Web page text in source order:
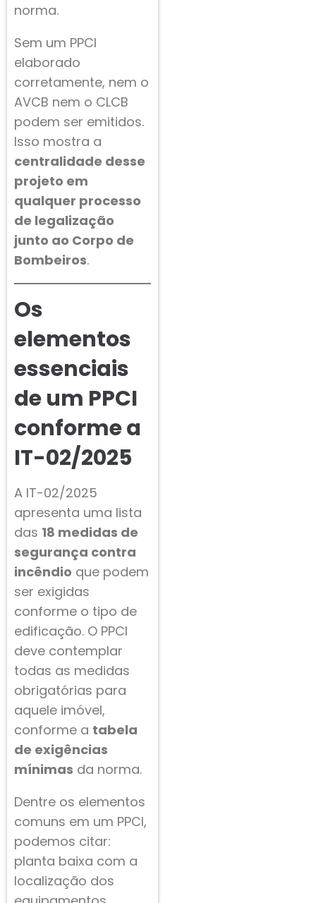
norma.
Sem um PPCI
elaborado
corretamente, nem o
AVCB nem o CLCB
podem ser emitidos.
Isso mostra a
centralidade desse
projeto em
qualquer processo
de legalização
junto ao Corpo de
Bombeiros.
Os
elementos
essenciais
de um PPCI
conforme a
IT-02/2025
A IT-02/2025
apresenta uma lista
das 18 medidas de
segurança contra
incêndio que podem
ser exigidas
conforme o tipo de
edificação. O PPCI
deve contemplar
todas as medidas
obrigatórias para
aquele imóvel,
conforme a tabela
de exigências
mínimas da norma.
Dentre os elementos
comuns em um PPCI,
podemos citar:
planta baixa com a
localização dos